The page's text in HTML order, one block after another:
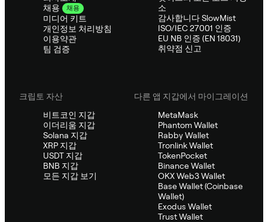
채용
채용
미디어 키트
개인정보 처리방침
이용약관
팀 검증
소
감사합니다 SlowMist
ISO/IEC 27001 인증
EU NB 인증 (EN 18031)
취약점 신고
크립토 자산
비트코인 지갑
이더리움 지갑
Solana 지갑
XRP 지갑
USDT 지갑
BNB 지갑
모든 지갑 보기
다른 앱 지갑에서 마이그레이션
MetaMask
Phantom Wallet
Rabby Wallet
Tronlink Wallet
TokenPocket
Binance Wallet
OKX Web3 Wallet
Base Wallet (Coinbase
Wallet)
Exodus Wallet
Trust Wallet